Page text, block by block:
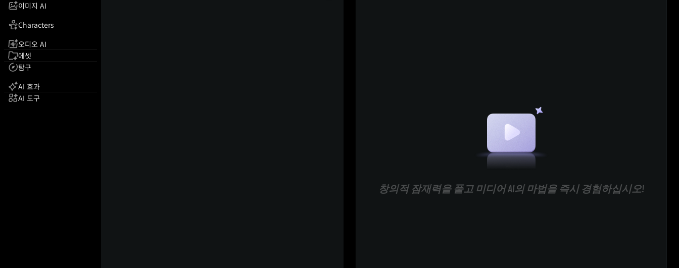
이미지 AI
Characters
오디오 AI
에셋
탐구
AI 효과
AI 도구
창의적 잠재력을 풀고 미디어 AI의 마법을 즉시 경험하십시오!